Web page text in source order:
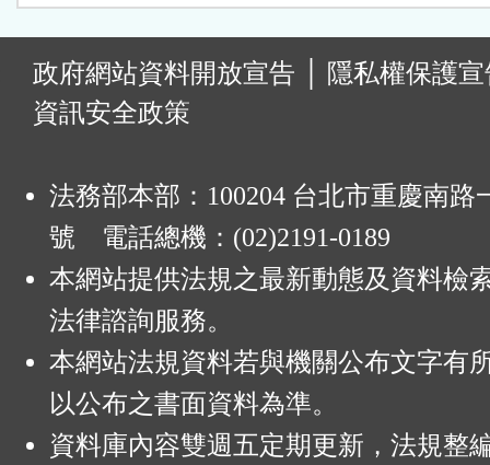
政府網站資料開放宣告
隱私權保護
資訊安全政策
法務部本部：100204 台北市重慶南路
號 電話總機：(02)2191-0189
本網站提供法規之最新動態及資料檢
法律諮詢服務。
本網站法規資料若與機關公布文字有
以公布之書面資料為準。
資料庫內容雙週五定期更新，法規整